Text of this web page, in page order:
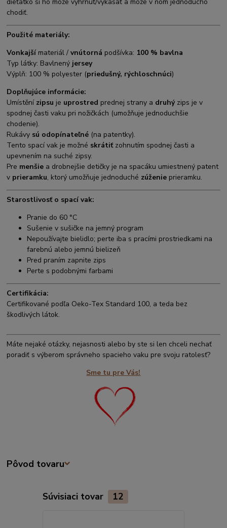
chodiť.
Použité materiály:
Vonkajší materiál /vnútorná podšívka: 100 % bavlna
Typ látky: Bavlnený jersey
Výplň: 100 % polyester (priedušný, rýchloschnúci)
Doplňujúce informácie:
Umístění zipsu je uprostred prednej strany a druhý zips je v
spodnej časti vaku pri nožičkách (umožňuje jednoduchšie
chodenie).
Rukávy sú odopínateľné (na patentky).
Tento spací vak je možné skrátiť zohnutím spodnej časti a
upevnením na suché zipsy.
Pre menšie a drobnejšie detičky je na spacáku umiestnený patent
v prieramku, ktorý umožňuje jednoduché zúženie prieramku.
Starostlivosť o spací vak:
Pranie do 60 °C
Sušenie v sušičke na jemný program
Nepoužívajte bielidlo; perte iba s pracími prostriedkami na
farebnú alebo jemnú bielizeň
Pred praním zapnite zips
Perte s podobnými farbami
Certifikácia:
Certifikované podľa Oeko-Tex Standard 100, a teda bez
škodlivých látok.
Máte nejaké otázky, nejasnosti alebo by ste si len chceli nechať
poradiť s výberom správneho spacieho vaku pre svoju ratolesť?
Sme tu pre Vás!
Pôvod tovaru
Súvisiaci tovar 12